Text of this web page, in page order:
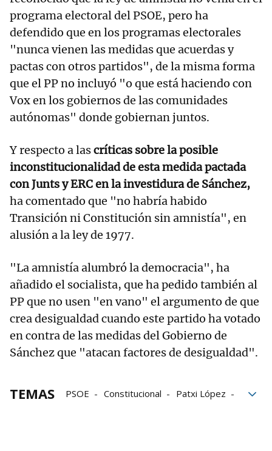
programa electoral del PSOE, pero ha
defendido que en los programas electorales
"nunca vienen las medidas que acuerdas y
pactas con otros partidos", de la misma forma
que el PP no incluyó "o que está haciendo con
Vox en los gobiernos de las comunidades
autónomas" donde gobiernan juntos.
Y respecto a lascríticas sobre la posible
inconstitucionalidad de esta medida pactada
con Junts y ERC en la investidura de Sánchez,
ha comentado que "no habría habido
Transición ni Constitución sin amnistía", en
alusión a la ley de 1977.
"La amnistía alumbró la democracia", ha
añadido el socialista, que ha pedido también al
PP que no usen "en vano" el argumento de que
crea desigualdad cuando este partido ha votado
en contra de las medidas del Gobierno de
Sánchez que "atacan factores de desigualdad".
TEMAS PSOE Constitucional
Patxi López